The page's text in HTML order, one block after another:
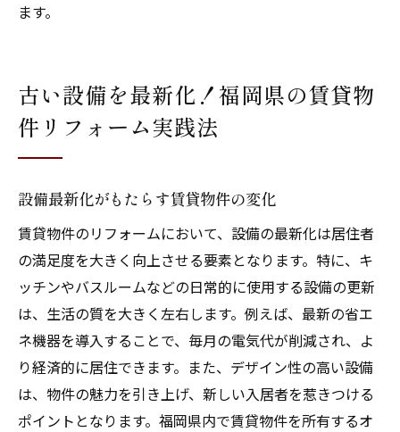
ます。
古い設備を最新化！福岡県の賃貸物
件リフォーム実践法
設備最新化がもたらす賃貸物件の変化
賃貸物件のリフォームにおいて、設備の最新化は居住者
の満足度を大きく向上させる要素となります。特に、キ
ッチンやバスルームなどの日常的に使用する設備の更新
は、生活の質を大きく左右します。例えば、最新の省エ
ネ機器を導入することで、毎月の電気代が削減され、よ
り経済的に居住できます。また、デザイン性の高い設備
は、物件の魅力を引き上げ、新しい入居者を惹きつける
ポイントとなります。福岡県内で賃貸物件を所有するオ